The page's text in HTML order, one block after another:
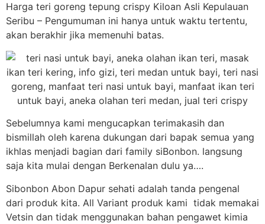
Harga teri goreng tepung crispy Kiloan Asli Kepulauan
Seribu – Pengumuman ini hanya untuk waktu tertentu,
akan berakhir jika memenuhi batas.
Sebelumnya kami mengucapkan terimakasih dan
bismillah oleh karena dukungan dari bapak semua yang
ikhlas menjadi bagian dari family siBonbon. langsung
saja kita mulai dengan Berkenalan dulu ya….
Sibonbon Abon Dapur sehati adalah tanda pengenal
dari produk kita. All Variant produk kami tidak memakai
Vetsin dan tidak menggunakan bahan pengawet kimia